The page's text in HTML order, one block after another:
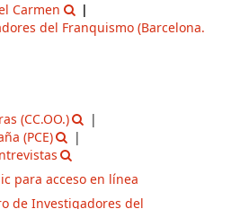
Carmen
del Franquismo(Barcelona.
(CC.OO.)
(PCE)
para acceso en línea
de Investigadores del